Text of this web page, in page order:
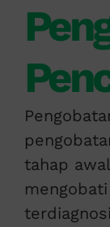
tahap